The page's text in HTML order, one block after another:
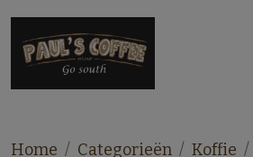
Home Categorieën Koffie